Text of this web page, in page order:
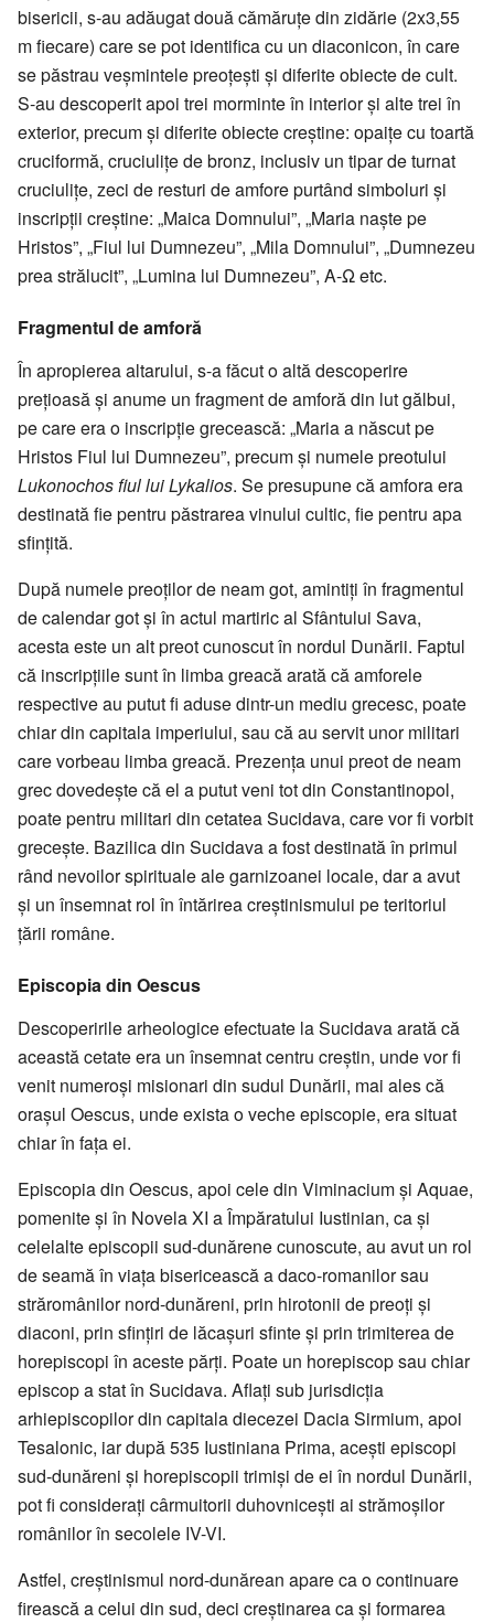
bisericii, s-au adăugat două cămăruțe din zidărie (2x3,55
m fiecare) care se pot identifica cu un diaconicon, în care
se păstrau veșmintele preoțești și diferite obiecte de cult.
S-au descoperit apoi trei morminte în interior și alte trei în
exterior, precum și diferite obiecte creștine: opaițe cu toartă
cruciformă, cruciulițe de bronz, inclusiv un tipar de turnat
cruciulițe, zeci de resturi de amfore purtând simboluri și
inscripții creștine: „Maica Domnului”, „Maria naște pe
Hristos”, „Fiul lui Dumnezeu”, „Mila Domnului”, „Dumnezeu
prea strălucit”, „Lumina lui Dumnezeu”, Α-Ω etc.
Fragmentul de amforă
În apropierea altarului, s-a făcut o altă descoperire
prețioasă și anume un fragment de amforă din lut gălbui,
pe care era o inscripție grecească: „Maria a născut pe
Hristos Fiul lui Dumnezeu”, precum și numele preotului
Lukonochos fiul lui Lykalios. Se presupune că amfora era
destinată fie pentru păstrarea vinului cultic, fie pentru apa
sfințită.
După numele preoților de neam got, amintiți în fragmentul
de calendar got și în actul martiric al Sfântului Sava,
acesta este un alt preot cunoscut în nordul Dunării. Faptul
că inscripțiile sunt în limba greacă arată că amforele
respective au putut fi aduse dintr-un mediu grecesc, poate
chiar din capitala imperiului, sau că au servit unor militari
care vorbeau limba greacă. Prezența unui preot de neam
grec dovedește că el a putut veni tot din Constantinopol,
poate pentru militari din cetatea Sucidava, care vor fi vorbit
grecește. Bazilica din Sucidava a fost destinată în primul
rând nevoilor spirituale ale garnizoanei locale, dar a avut
și un însemnat rol în întărirea creștinismului pe teritoriul
țării române.
Episcopia din Oescus
Descoperirile arheologice efectuate la Sucidava arată că
această cetate era un însemnat centru creștin, unde vor fi
venit numeroși misionari din sudul Dunării, mai ales că
orașul Oescus, unde exista o veche episcopie, era situat
chiar în fața ei.
Episcopia din Oescus, apoi cele din Viminacium și Aquae,
pomenite și în Novela XI a Împăratului Iustinian, ca și
celelalte episcopii sud-dunărene cunoscute, au avut un rol
de seamă în viața bisericească a daco-romanilor sau
străromânilor nord-dunăreni, prin hirotonii de preoți și
diaconi, prin sfințiri de lăcașuri sfinte și prin trimiterea de
horepiscopi în aceste părți. Poate un horepiscop sau chiar
episcop a stat în Sucidava. Aflați sub jurisdicția
arhiepiscopilor din capitala diecezei Dacia Sirmium, apoi
Tesalonic, iar după 535 Iustiniana Prima, acești episcopi
sud-dunăreni și horepiscopii trimiși de ei în nordul Dunării,
pot fi considerați cârmuitorii duhovnicești ai strămoșilor
românilor în secolele IV-VI.
Astfel, creștinismul nord-dunărean apare ca o continuare
firească a celui din sud, deci creștinarea ca și formarea